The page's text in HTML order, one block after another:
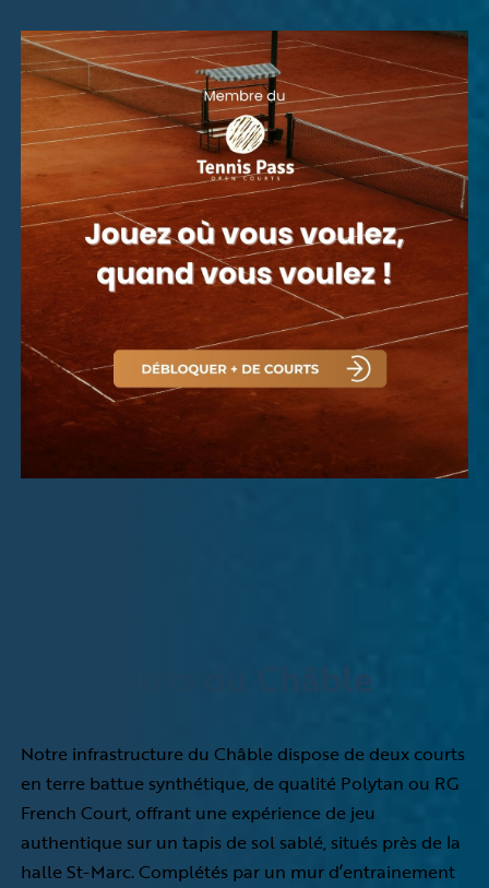
Notre infrastructure du Châble dispose de deux courts
en terre battue synthétique, de qualité Polytan ou RG
French Court, offrant une expérience de jeu
authentique sur un tapis de sol sablé, situés près de la
halle St-Marc. Complétés par un mur d’entrainement